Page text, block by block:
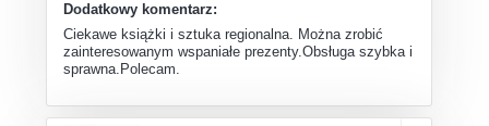
Dodatkowy komentarz:
Ciekawe książki i sztuka regionalna. Można zrobić
zainteresowanym wspaniałe prezenty.Obsługa szybka i
sprawna.Polecam.